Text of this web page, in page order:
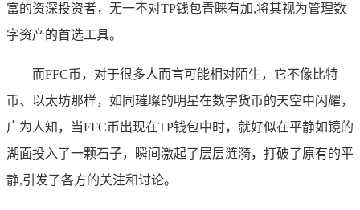
富的资深投资者，无一不对TP钱包青睐有加,将其视为管理数
字资产的首选工具。
而FFC币，对于很多人而言可能相对陌生，它不像比特
币、以太坊那样，如同璀璨的明星在数字货币的天空中闪耀，
广为人知，当FFC币出现在TP钱包中时，就好似在平静如镜的
湖面投入了一颗石子，瞬间激起了层层涟漪，打破了原有的平
静,引发了各方的关注和讨论。